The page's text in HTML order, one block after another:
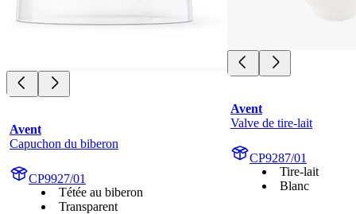
Avent
Capuchon du biberon
CP9927/01
Tétée au biberon
Transparent
Avent
Valve de tire-lait
CP9287/01
Tire-lait
Blanc